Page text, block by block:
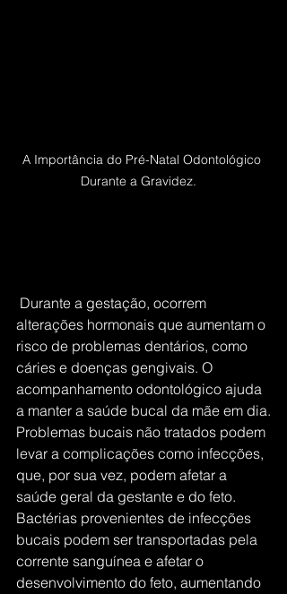
A Importância do Pré-Natal Odontológico
Durante a Gravidez.
alterações hormonais que aumentam o
risco de problemas dentários, como
cáries e doenças gengivais. O
acompanhamento odontológico ajuda
a manter a saúde bucal da mãe em dia.
Problemas bucais não tratados podem
levar a complicações como infecções,
que, por sua vez, podem afetar a
saúde geral da gestante e do feto.
Bactérias provenientes de infecções
bucais podem ser transportadas pela
corrente sanguínea e afetar o
desenvolvimento do feto, aumentando